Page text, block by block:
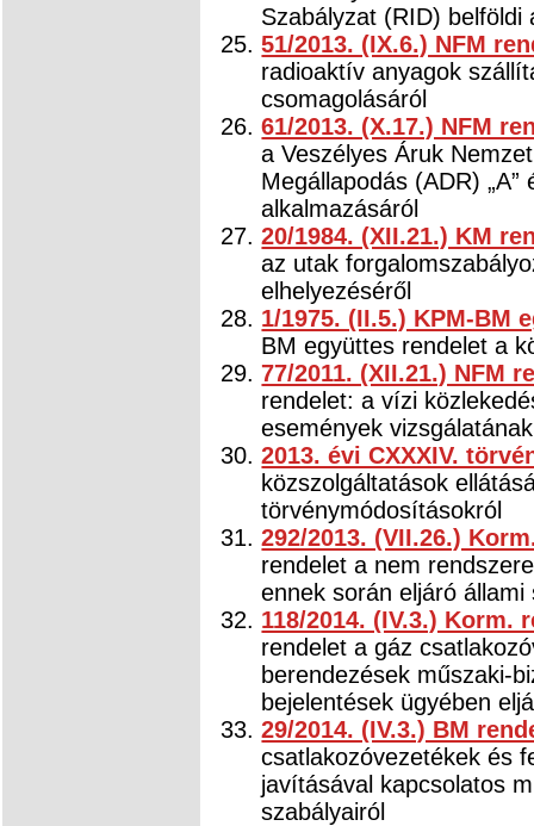
Szabályzat (RID) belföldi
51/2013. (IX.6.) NFM
radioaktív anyagok
csomagolásáról
61/2013. (X.17.) NFM
a Veszélyes Áruk
Megállapodás (ADR) „A”
alkalmazásáról
20/1984. (XII.21.) KM
az utak
elhelyezéséről
1/1975. (II.5.) KPM-BM
BM együttes rendelet a
77/2011. (XII.21.) NFM
rendelet: a vízi
események
2013. évi CXXXIV.
közszolgáltatások
törvénymódosításokról
292/2013. (VII.26.)
rendelet a nem
ennek során eljáró
118/2014. (IV.3.) Korm.
rendelet a gáz
berendezések műszaki-
bejelentések ügyében
29/2014. (IV.3.) BM
csatlakozóvezetékek és
javításával kapcsolatos
szabályairól